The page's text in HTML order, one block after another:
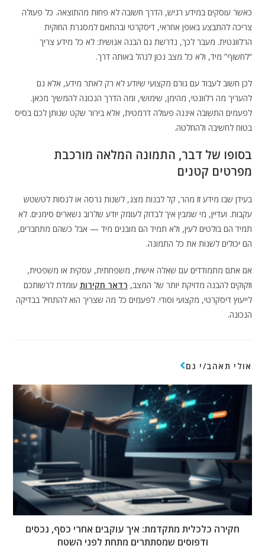
כאשר עוסקים במידע רגיש, הדרך חשובה לא פחות מהתוצאה. כל פעולה
צריכה להתבצע באופן אחראי, דיסקרטי ובהתאם למסגרת החוקית
הרלוונטית. מעבר לכך, נדרשת גם הבנה אנושית: לא כל מידע צריך
“לחשוף” מיד, ולא כל מצב נכון לנהל באותה דרך.
לכן חשוב לעבוד עם גורם מקצועי שיודע לא רק לאתר מידע, אלא גם
להעריך מה רלוונטי, מהימן, שימושי, ומה הדרך הנכונה להמשיך מכאן.
לפעמים התשובה איננה פעולה דרמטית, אלא בירור שקט שנותן לכם בסיס
בטוח לחשיבה ולהחלטה.
בסופו של דבר, התמונה המלאה מורכבת
מפרטים קטנים
בעידן שבו מידע זז מהר, קל לבנות מצג, לשנות גרסה או לנסות לטשטש
עקבות. ועדיין, מי שמבין איך לבדוק לעומק יודע שלרוב נשארים סימנים. לא
תמיד הם בולטים לעין, ולא תמיד הם מובנים מיד — אבל כשהם מתחברים,
הם יכולים לשנות את כל התמונה.
אם אתם מתמודדים עם שאלה אישית, משפחתית, עסקית או משפטית,
וזקוקים להבנה מדויקת יותר של המצב, רדאר חקירות עומדת לרשותכם
לייעוץ דיסקרטי, מקצועי וסודי. לפעמים כל מה שצריך הוא להתחיל בבדיקה
הנכונה.
אולי תאהב/י גם
חקירה כלכלית מתקדמת: איך עוקבים אחרי כסף, נכסים
ודפוסים שמסתתרים מתחת לפני השטח